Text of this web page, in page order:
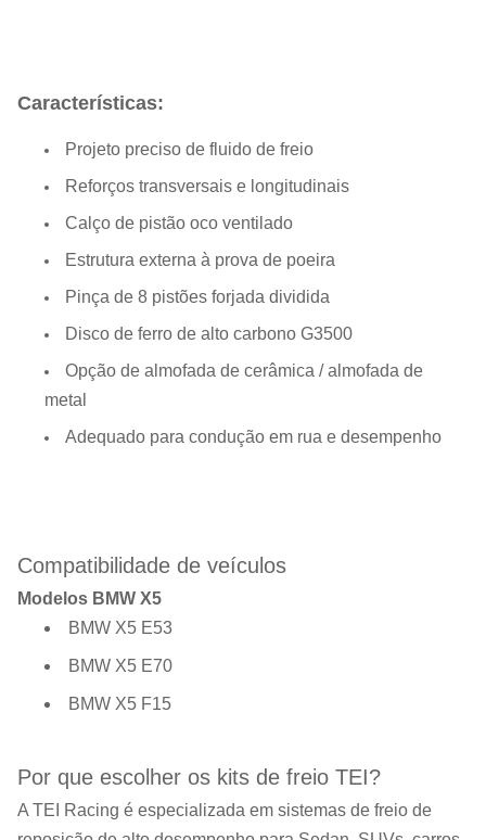
Características:
Projeto preciso de fluido de freio
Reforços transversais e longitudinais
Calço de pistão oco ventilado
Estrutura externa à prova de poeira
Pinça de 8 pistões forjada dividida
Disco de ferro de alto carbono G3500
Opção de almofada de cerâmica / almofada de
metal
Adequado para condução em rua e desempenho
Compatibilidade de veículos
Modelos BMW X5
BMW X5 E53
BMW X5 E70
BMW X5 F15
Por que escolher os kits de freio TEI?
A TEI Racing é especializada em sistemas de freio de